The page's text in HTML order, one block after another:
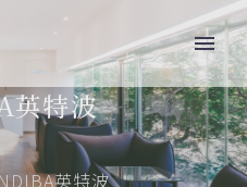
特波
英特波